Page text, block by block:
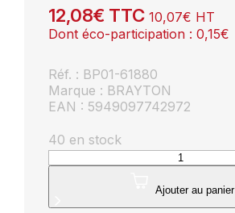
12,08€ TTC 10,07€ HT
Dont éco-participation : 0,15€
Réf. : BP01-61880
Marque : BRAYTON
EAN : 5949097742972
40 en stock
quantité
de
LED
Ajouter au panier